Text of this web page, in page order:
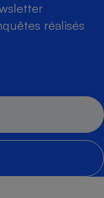
réalisés